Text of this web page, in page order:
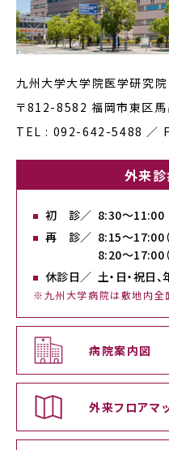
九州大学大学院医学研究
〒812-8582 福岡市東区
TEL : 092-642-5488 ／
外来
初 診／ 8:30〜11:00
再 診／ 8:15〜17:00
8:20〜17:00
休診日／ 土・日・祝日
※九州大学病院は敷地内全
病院案内図
外来フロアマ